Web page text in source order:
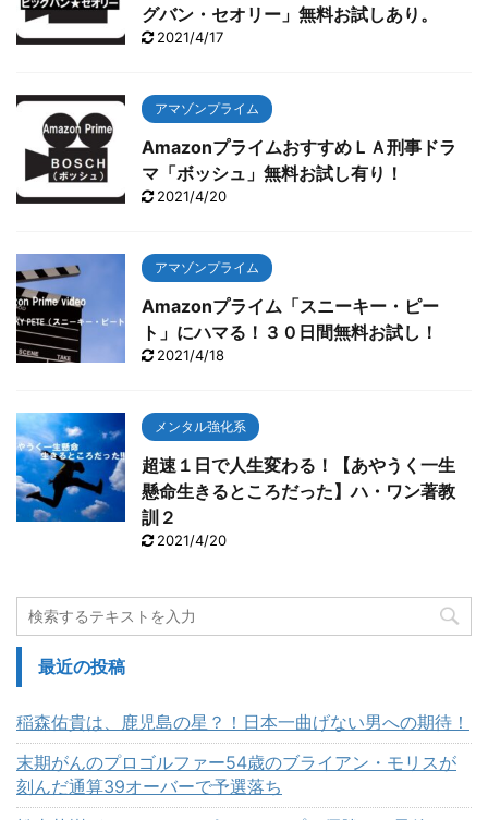
グバン・セオリー」無料お試しあり。
2021/4/17
アマゾンプライム
AmazonプライムおすすめＬＡ刑事ドラ
マ「ボッシュ」無料お試し有り！
2021/4/20
アマゾンプライム
Amazonプライム「スニーキー・ピー
ト」にハマる！３０日間無料お試し！
2021/4/18
メンタル強化系
超速１日で人生変わる！【あやうく一生
懸命生きるところだった】ハ・ワン著教
訓２
2021/4/20
最近の投稿
稲森佑貴は、鹿児島の星？！日本一曲げない男への期待！
末期がんのプロゴルファー54歳のブライアン・モリスが
刻んだ通算39オーバーで予選落ち